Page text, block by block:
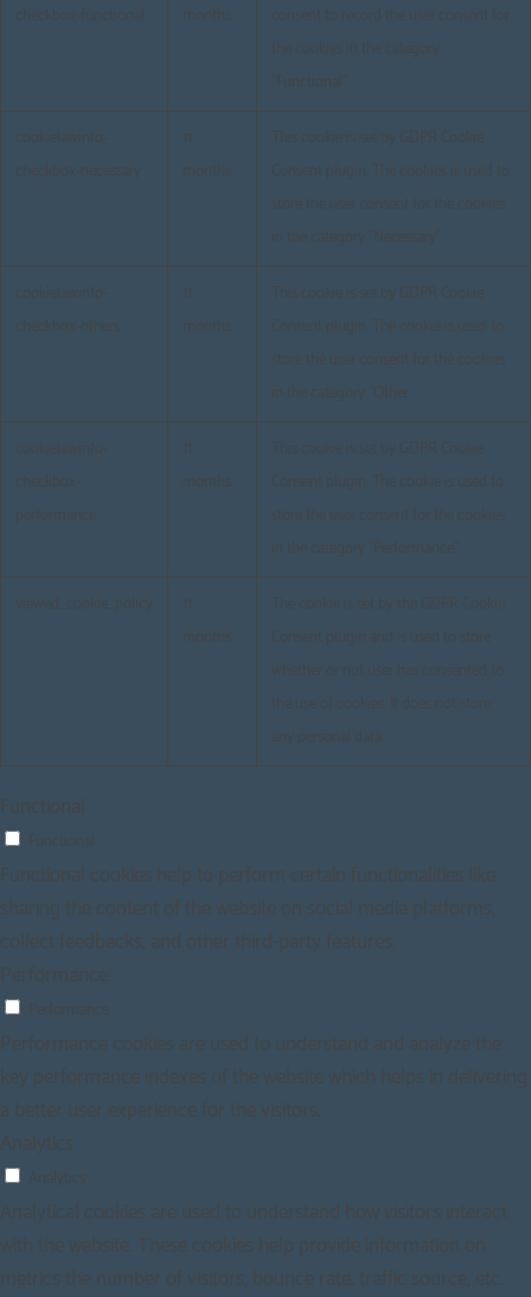
checkbox-functional
months
consent to record the user consent for
the cookies in the category
"Functional".
cookielawinfo-
checkbox-necessary
11
months
This cookie is set by GDPR Cookie
Consent plugin. The cookies is used to
store the user consent for the cookies
in the category "Necessary".
cookielawinfo-
checkbox-others
11
months
This cookie is set by GDPR Cookie
Consent plugin. The cookie is used to
store the user consent for the cookies
in the category "Other.
cookielawinfo-
checkbox-
performance
11
months
This cookie is set by GDPR Cookie
Consent plugin. The cookie is used to
store the user consent for the cookies
in the category "Performance".
viewed_cookie_policy
11
months
The cookie is set by the GDPR Cookie
Consent plugin and is used to store
whether or not user has consented to
the use of cookies. It does not store
any personal data.
Functional
Functional
Functional cookies help to perform certain functionalities like
sharing the content of the website on social media platforms,
collect feedbacks, and other third-party features.
Performance
Performance
Performance cookies are used to understand and analyze the
key performance indexes of the website which helps in delivering
a better user experience for the visitors.
Analytics
Analytics
Analytical cookies are used to understand how visitors interact
with the website. These cookies help provide information on
metrics the number of visitors, bounce rate, traffic source, etc.